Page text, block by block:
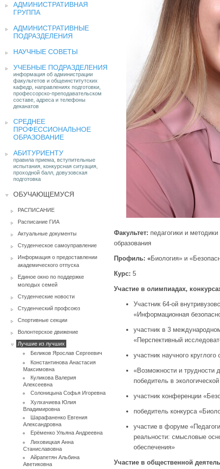
АДМИНИСТРАТИВНАЯ
ГРУППА
АДМИНИСТРАТИВНЫЕ
ПОДРАЗДЕЛЕНИЯ
НАУЧНЫЕ СОВЕТЫ
УЧЕБНЫЕ ПОДРАЗДЕЛЕНИЯ
информация об администрации
факультетов и общеинститутских
кафедр, направлениях подготовки,
профессорско-преподавательском
составе, адреса и телефоны
деканатов
СРЕДНЕЕ
ПРОФЕССИОНАЛЬНОЕ
ОБРАЗОВАНИЕ
АБИТУРИЕНТУ
правила приема, вступительные
испытания, конкурсная ситуация,
проходной балл, довузовская
подготовка
ОБУЧАЮЩЕМУСЯ
РАСПИСАНИЕ
Расписание ГИА
Актуальные документы
Студенческое самоуправление
Информация о предоставлении
академического отпуска
Единое окно по поддержке
молодых семей
Студенческие новости
Студенческий профсоюз
Спортивные секции
Волонтерское движение
Лучшие из лучших
Беликов Ярослав Сергеевич
Константинова Анастасия
Максимовна
Куликова Валерия
Алексеевна
Солоницына Софья Игоревна
Хулхачиева Юлия
Владимировна
Шарафаненко Евгения
Александровна
Ерёменко Ульяна Андреевна
Лиховицкая Анна
Станиславовна
Айрапетян Альбина
Аветиковна
Факультет: педагогики и
образования
Профиль: «Биология» и
Курс: 5
Участие в олимпиадах,
Участник 64-ой
«Информационная
участник в 3
«Перспективный
участник научного круглого
«Возможности и трудности
победитель в
участник конференции
победитель конкурса
участие в форуме
реальности: смысловые
обеспечения»
Участие в общественной